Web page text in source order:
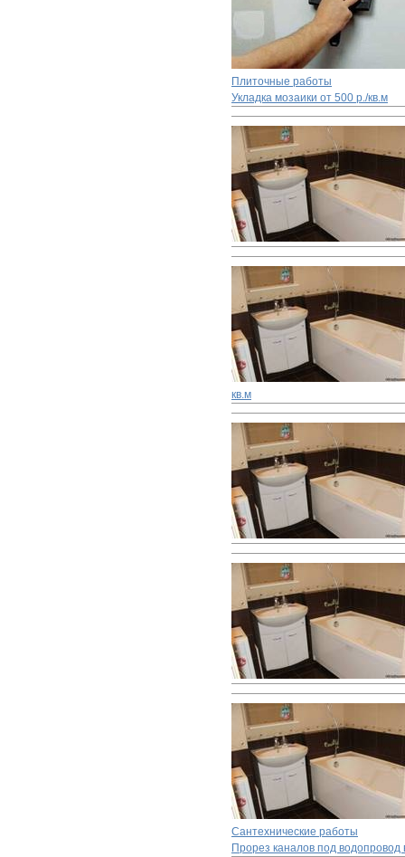
Плиточные работы
Укладка мозаики от 500 р./кв.м
кв.м
Сантехнические работы
Прорез каналов под водопровод